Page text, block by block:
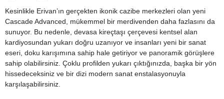
Kesinlikle Erivan’ın gerçekten ikonik cazibe merkezleri olan yeni
Cascade Advanced, mükemmel bir merdivenden daha fazlasını da
sunuyor. Bu nedenle, devasa kireçtaşı çerçevesi kentsel alan
kardiyosundan yukarı doğru uzanıyor ve insanları yeni bir sanat
eseri, doku karışımına sahip hale getiriyor ve panoramik görüşlere
sahip olabilirsiniz. Çoklu profilden yukarı çıktığınızda, başka bir yön
hissedeceksiniz ve bir dizi modern sanat enstalasyonuyla
karşılaşabilirsiniz.